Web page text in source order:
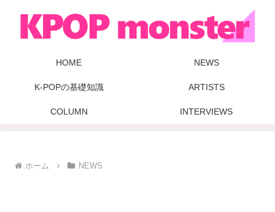
HOME NEWS
K-POPの基礎知識 ARTISTS
COLUMN INTERVIEWS
ホーム NEWS